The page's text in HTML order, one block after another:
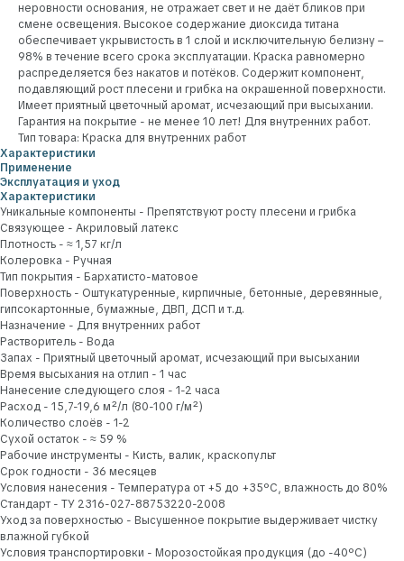
неровности основания, не отражает свет и не даёт бликов при
смене освещения. Высокое содержание диоксида титана
обеспечивает укрывистость в 1 слой и исключительную белизну –
98% в течение всего срока эксплуатации. Краска равномерно
распределяется без накатов и потёков. Содержит компонент,
подавляющий рост плесени и грибка на окрашенной поверхности.
Имеет приятный цветочный аромат, исчезающий при высыхании.
Гарантия на покрытие - не менее 10 лет! Для внутренних работ.
Тип товара: Краска для внутренних работ
Характеристики
Применение
Эксплуатация и уход
Характеристики
Уникальные компоненты - Препятствуют росту плесени и грибка
Связующее - Акриловый латекс
Плотность - ≈ 1,57 кг/л
Колеровка - Ручная
Тип покрытия - Бархатисто-матовое
Поверхность - Оштукатуренные, кирпичные, бетонные, деревянные,
гипсокартонные, бумажные, ДВП, ДСП и т.д.
Назначение - Для внутренних работ
Растворитель - Вода
Запах - Приятный цветочный аромат, исчезающий при высыхании
Время высыхания на отлип - 1 час
Нанесение следующего слоя - 1-2 часа
Расход - 15,7-19,6 м²/л (80-100 г/м²)
Количество слоёв - 1-2
Сухой остаток - ≈ 59 %
Рабочие инструменты - Кисть, валик, краскопульт
Срок годности - 36 месяцев
Условия нанесения - Температура от +5 до +35ºС, влажность до 80%
Стандарт - ТУ 2316-027-88753220-2008
Уход за поверхностью - Высушенное покрытие выдерживает чистку
влажной губкой
Условия транспортировки - Морозостойкая продукция (до -40ºС)